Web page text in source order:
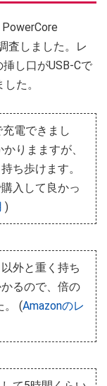
査しました。レ
し口がUSB-Cで
た。
電できまし
りまますが、
ち歩けます。
入して良かっ
)
外と重く持ち
るので、倍の
。 (Amazonのレ